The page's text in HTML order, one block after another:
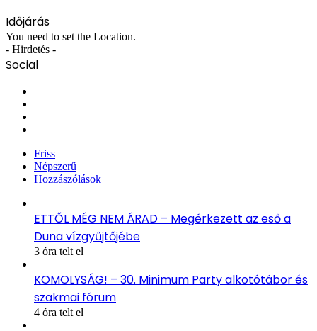
Időjárás
You need to set the Location.
- Hirdetés -
Social
Friss
Népszerű
Hozzászólások
ETTŐL MÉG NEM ÁRAD – Megérkezett az eső a
Duna vízgyűjtőjébe
3 óra telt el
KOMOLYSÁG! – 30. Minimum Party alkotótábor és
szakmai fórum
4 óra telt el